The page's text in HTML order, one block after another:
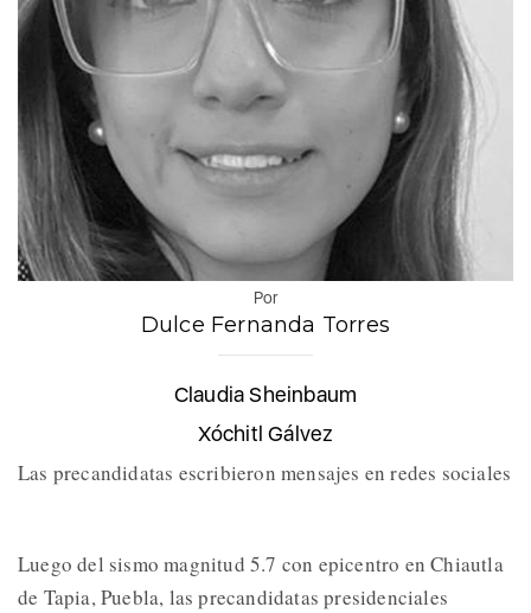
Por
Dulce Fernanda Torres
Claudia Sheinbaum
Xóchitl Gálvez
Las precandidatas escribieron mensajes en redes sociales
Luego del sismo magnitud 5.7 con epicentro en Chiautla
de Tapia, Puebla, las precandidatas presidenciales